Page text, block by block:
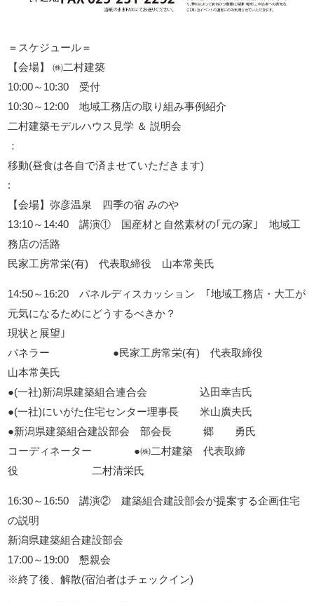
＝スケジュール＝
【会場】 ㈱二村建築
10:00～10:30 受付
10:30～12:00 地域工務店の取り組み事例紹介
二村建築モデルハウス見学 ＆ 説明会
：
移動(昼食は各自で済ませていただきます)
:
【会場】弥彦温泉 四季の宿 みのや
13:10～14:40 講演① 国産材と自然素材の｢元の家｣ 地域工
務店の活路
民家工房常栄(有) 代表取締役 山本常美氏
14:50～16:20 パネルディスカッション ｢地域工務店・大工が
元気になるためにどうするべきか？
現状と展望｣
パネラー ●民家工房常栄(有) 代表取締役
山本常美氏
●(一社)新潟県建築組合連合会 込田幸吉氏
●(一社)にいがた住宅センター理事長 米山廣夫氏
●新潟県建築組合建設部会 部会長 郷 勇氏
コーディネーター ●㈱二村建築 代表取締
役 二村清栄氏
16:30～16:50 講演② 建築組合建設部会が提案する企画住宅
の説明
新潟県建築組合建設部会
17:00～19:00 懇親会
※終了後、解散(宿泊者はチェックイン)